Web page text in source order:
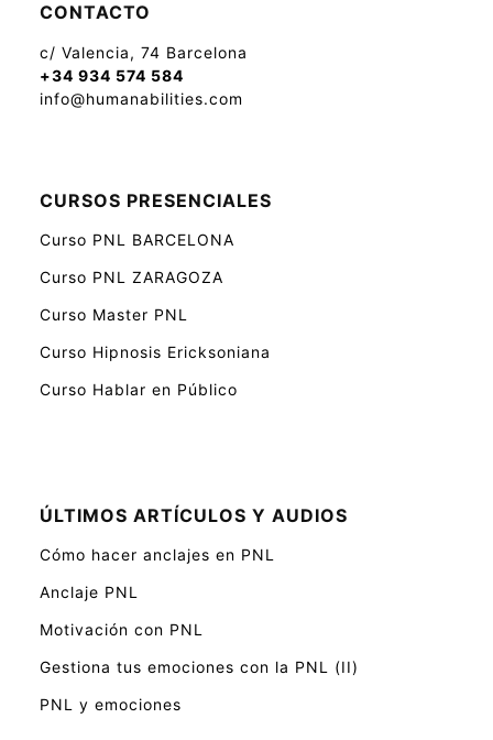
CONTACTO
c/ Valencia, 74 Barcelona
+34 934 574 584
info@humanabilities.com
CURSOS PRESENCIALES
Curso PNL BARCELONA
Curso PNL ZARAGOZA
Curso Master PNL
Curso Hipnosis Ericksoniana
Curso Hablar en Público
ÚLTIMOS ARTÍCULOS Y AUDIOS
Cómo hacer anclajes en PNL
Anclaje PNL
Motivación con PNL
Gestiona tus emociones con la PNL (II)
PNL y emociones